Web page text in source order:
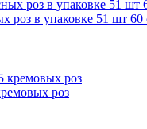
роз в упаковке 51 шт 60
роз